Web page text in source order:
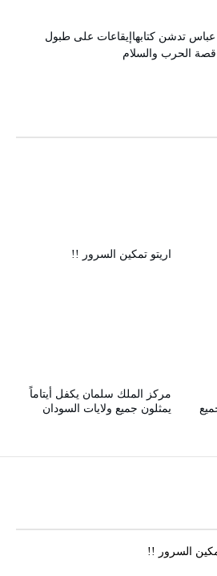
تدشن كتابهاإيقاعات على طبول
الحرب والسلام
اريتو تمكين السرور !!
مركز الملك سلمان يكفل أيتاماً
يمثلون جميع ولايات السودان
السرور !!